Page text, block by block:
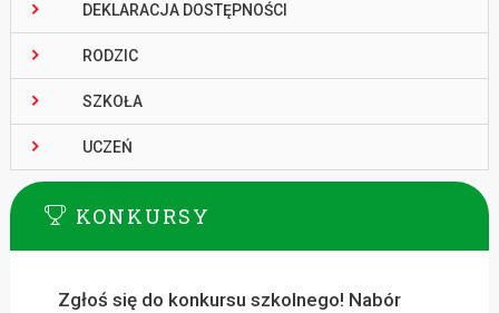
DEKLARACJA DOSTĘPNOŚCI
RODZIC
SZKOŁA
UCZEŃ
KONKURSY
Zgłoś się do konkursu szkolnego! Nabór